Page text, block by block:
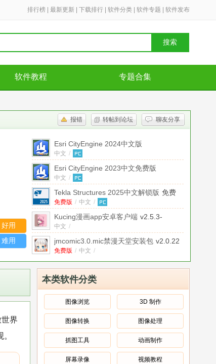
排行榜 最新更新 下载排行 软件分类 软件专题 软件发布
搜索
软件教程 专题合集
报错 转帖到论坛 聊友分享
好用
难用
Esri CityEngine 2024中文版
v2024.0.10211最新版本
中文 /
Esri CityEngine 2023中文免费版
Windows64位版
中文 /
Tekla Structures 2025中文解锁版 免费
版
免费版 / 中文 /
Kucing漫画app安卓客户端 v2.5.3-
build01
中文 /
jmcomic3.0.mic禁漫天堂安装包 v2.0.22
免费版
免费版 / 中文 /
版
中文 /
VariCAD 2022中文版 v2.05完整版
中文 /
thephenomenonlite中文菜单版 v1.9.4
中文 /
Girigiri动漫app官方版 v3.0.10安卓版
安卓版 / 中文 /
本类软件分类
图像浏览 3D 制作
图像转换 图像处理
抓图工具 动画制作
屏幕录像 视频教程
界